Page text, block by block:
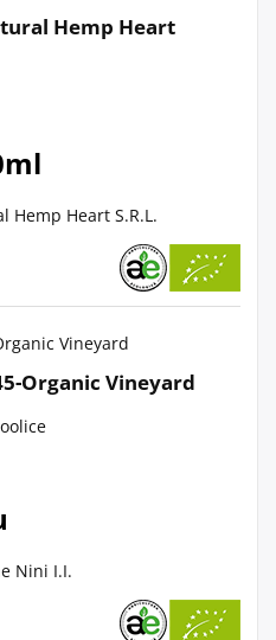
Hemp Heart
Hemp Heart S.R.L.
Organic Vineyard
Nini I.I.